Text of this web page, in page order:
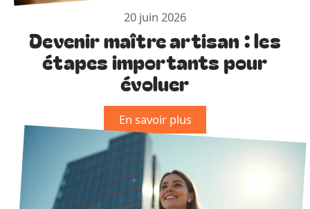
20 juin 2026
Devenir maître artisan : les
étapes importants pour
évoluer
En savoir plus